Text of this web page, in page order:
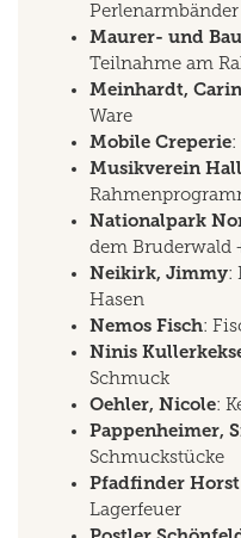
Perlenarmbänder
Maurer- und
Teilnahme am
Meinhardt,
Ware
Mobile Creperie:
Musikverein
Nationalpark
dem Bruderwald
Neikirk, Jimmy:
Hasen
Nemos Fisch:
Ninis
Schmuck
Oehler, Nicole:
Pappenheimer,
Schmuckstücke
Pfadfinder Horst
Lagerfeuer